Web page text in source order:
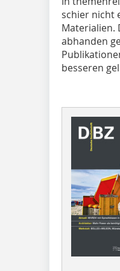
schier nicht
Materialien.
abhanden
besseren